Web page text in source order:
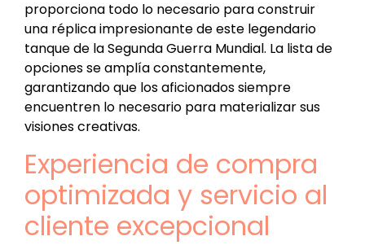
proporciona todo lo necesario para construir
una réplica impresionante de este legendario
tanque de la Segunda Guerra Mundial. La lista de
opciones se amplía constantemente,
garantizando que los aficionados siempre
encuentren lo necesario para materializar sus
visiones creativas.
Experiencia de compra
optimizada y servicio al
cliente excepcional